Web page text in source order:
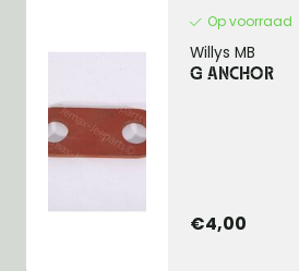
Op voorraad
Willys MB
G ANCHOR
€4,00